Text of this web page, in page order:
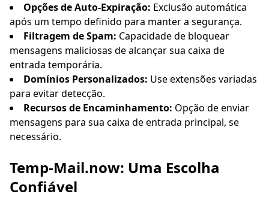
Opções de Auto-Expiração: Exclusão automática
após um tempo definido para manter a segurança.
Filtragem de Spam: Capacidade de bloquear
mensagens maliciosas de alcançar sua caixa de
entrada temporária.
Domínios Personalizados: Use extensões variadas
para evitar detecção.
Recursos de Encaminhamento: Opção de enviar
mensagens para sua caixa de entrada principal, se
necessário.
Temp-Mail.now: Uma Escolha
Confiável